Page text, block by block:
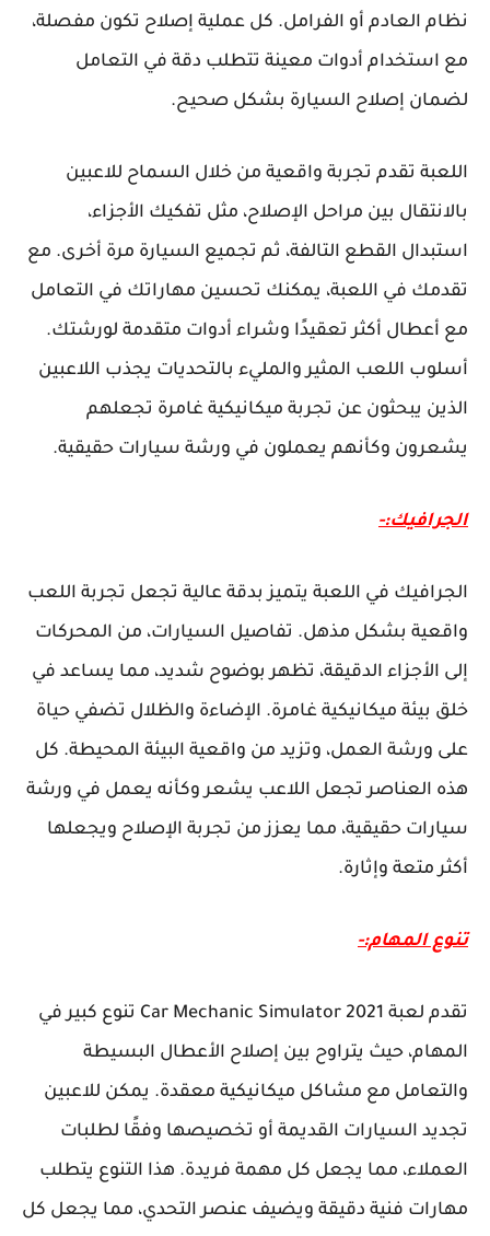
نظام العادم أو الفرامل. كل عملية إصلاح تكون مفصلة،
مع استخدام أدوات معينة تتطلب دقة في التعامل
لضمان إصلاح السيارة بشكل صحيح.
اللعبة تقدم تجربة واقعية من خلال السماح للاعبين
بالانتقال بين مراحل الإصلاح، مثل تفكيك الأجزاء،
استبدال القطع التالفة، ثم تجميع السيارة مرة أخرى. مع
تقدمك في اللعبة، يمكنك تحسين مهاراتك في التعامل
مع أعطال أكثر تعقيدًا وشراء أدوات متقدمة لورشتك.
أسلوب اللعب المثير والمليء بالتحديات يجذب اللاعبين
الذين يبحثون عن تجربة ميكانيكية غامرة تجعلهم
يشعرون وكأنهم يعملون في ورشة سيارات حقيقية.
الجرافيك:-
الجرافيك في اللعبة يتميز بدقة عالية تجعل تجربة اللعب
واقعية بشكل مذهل. تفاصيل السيارات، من المحركات
إلى الأجزاء الدقيقة، تظهر بوضوح شديد، مما يساعد في
خلق بيئة ميكانيكية غامرة. الإضاءة والظلال تضفي حياة
على ورشة العمل، وتزيد من واقعية البيئة المحيطة. كل
هذه العناصر تجعل اللاعب يشعر وكأنه يعمل في ورشة
سيارات حقيقية، مما يعزز من تجربة الإصلاح ويجعلها
أكثر متعة وإثارة.
تنوع المهام:-
تقدم لعبة Car Mechanic Simulator 2021 تنوع كبير في
المهام، حيث يتراوح بين إصلاح الأعطال البسيطة
والتعامل مع مشاكل ميكانيكية معقدة. يمكن للاعبين
تجديد السيارات القديمة أو تخصيصها وفقًا لطلبات
العملاء، مما يجعل كل مهمة فريدة. هذا التنوع يتطلب
مهارات فنية دقيقة ويضيف عنصر التحدي، مما يجعل كل